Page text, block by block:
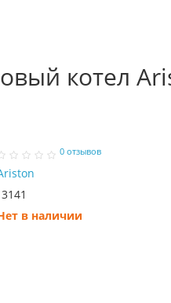
котел
0 отзывов
3141
в наличии